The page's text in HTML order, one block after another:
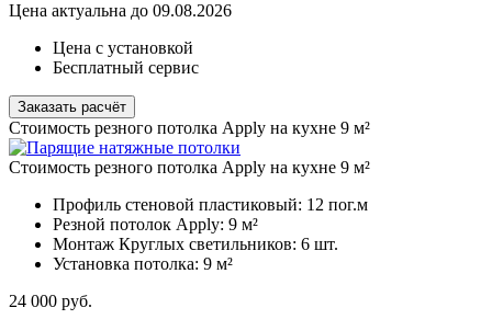
Цена актуальна до 09.08.2026
Цена с установкой
Бесплатный сервис
Заказать расчёт
Стоимость резного потолка Apply на кухне 9 м²
Стоимость резного потолка Apply на кухне 9 м²
Профиль стеновой пластиковый: 12 пог.м
Резной потолок Apply: 9 м²
Монтаж Круглых светильников: 6 шт.
Установка потолка: 9 м²
24 000 руб.